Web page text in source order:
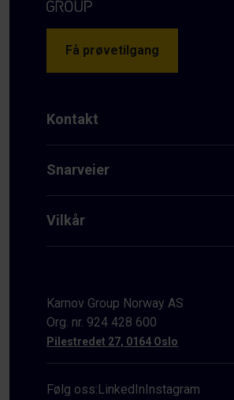
Få prøvetilgang
Kontakt
Snarveier
Vilkår
Karnov Group Norway AS
Org. nr. 924 428 600
Pilestredet 27, 0164 Oslo
Følg oss:LinkedInInstagram